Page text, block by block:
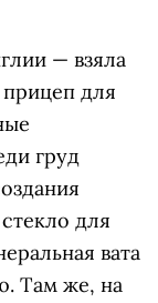
— взяла
для
груд
для
вата
Там же, на